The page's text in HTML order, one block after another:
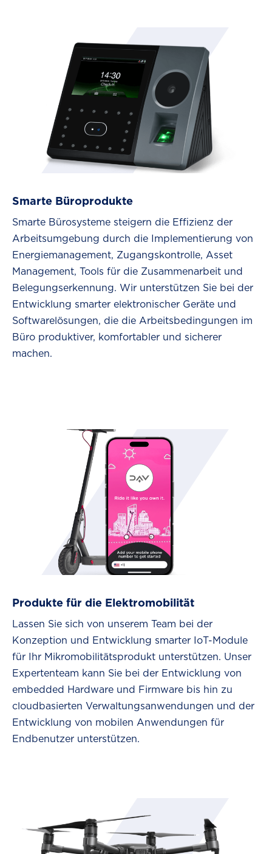
Smarte Büroprodukte
Smarte Bürosysteme steigern die Effizienz der
Arbeitsumgebung durch die Implementierung von
Energiemanagement, Zugangskontrolle, Asset
Management, Tools für die Zusammenarbeit und
Belegungserkennung. Wir unterstützen Sie bei der
Entwicklung smarter elektronischer Geräte und
Softwarelösungen, die die Arbeitsbedingungen im
Büro produktiver, komfortabler und sicherer
machen.
Produkte für die Elektromobilität
Lassen Sie sich von unserem Team bei der
Konzeption und Entwicklung smarter IoT-Module
für Ihr Mikromobilitätsprodukt unterstützen. Unser
Expertenteam kann Sie bei der Entwicklung von
embedded Hardware und Firmware bis hin zu
cloudbasierten Verwaltungsanwendungen und der
Entwicklung von mobilen Anwendungen für
Endbenutzer unterstützen.